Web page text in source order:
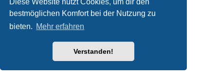
Diese Website nutzt Cookies, um dir den
bestmöglichen Komfort bei der Nutzung zu
bieten. Mehr erfahren
Verstanden!